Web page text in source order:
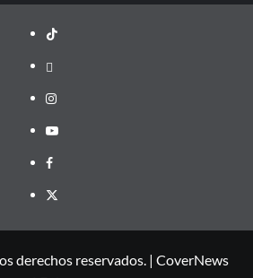
TikTok
threads
Instagram
Youtube
Facebook
X
derechos reservados. | CoverNews